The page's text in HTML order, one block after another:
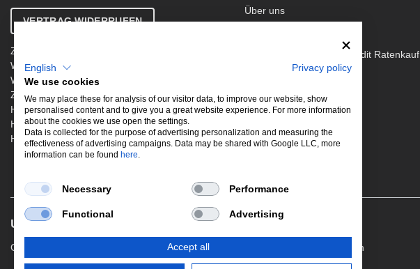
VERTRAG WIDERRUFEN
Zahlung & Versand
Widerrufsbelehrung
Warenkorb
Zur Kasse
Hinweis zur Altölentsorgung
Hinweis zur Batterieentsorgung
Händler werden
Über uns
Kontakt
Ergänzende AGB EasyCredit Ratenkauf
Datenschutzerklärung
Jobs
Newsletter
UNSERE BELIEBTESTEN PRODUKTE
Gewindefahrwerke Performance Auspuffklappen
English
Privacy policy
We use cookies
We may place these for analysis of our visitor data, to improve our website, show
personalised content and to give you a great website experience. For more information
about the cookies we use open the settings.
Data is collected for the purpose of advertising personalization and measuring the
effectiveness of advertising campaigns. Data may be shared with Google LLC, more
information can be found here.
Necessary Performance
Functional Advertising
Accept all